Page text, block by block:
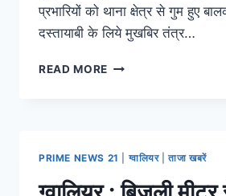
प्रभारियों को थाना क्षेत्र से गुम हुए
दस्तायाबी के लिये मुखबिर तंत्र…
READ MORE
PRIME NEWS 21 ग्वालियर|ताजा खबरें